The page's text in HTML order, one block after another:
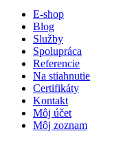
E-shop
Blog
Služby
Spolupráca
Referencie
Na stiahnutie
Certifikáty
Kontakt
Môj účet
Môj zoznam